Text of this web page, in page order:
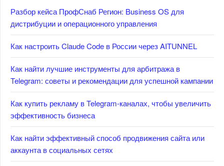
Разбор кейса ПрофСнаб Регион: Business OS для
дистрибуции и операционного управления
Как настроить Claude Code в России через AITUNNEL
Как найти лучшие инструменты для арбитража в
Telegram: советы и рекомендации для успешной кампании
Как купить рекламу в Telegram-каналах, чтобы увеличить
эффективность бизнеса
Как найти эффективный способ продвижения сайта или
аккаунта в социальных сетях